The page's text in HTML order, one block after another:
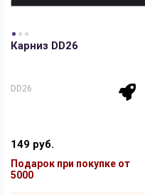
Карниз DD26
DD26
149 руб.
Подарок при покупке от
5000